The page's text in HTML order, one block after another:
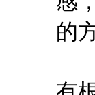
的